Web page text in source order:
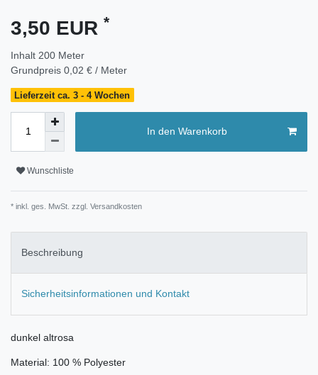
3,50 EUR *
Inhalt 200 Meter
Grundpreis 0,02 € / Meter
Lieferzeit ca. 3 - 4 Wochen
In den Warenkorb
Wunschliste
* inkl. ges. MwSt. zzgl. Versandkosten
Beschreibung
Sicherheitsinformationen und Kontakt
dunkel altrosa
Material: 100 % Polyester